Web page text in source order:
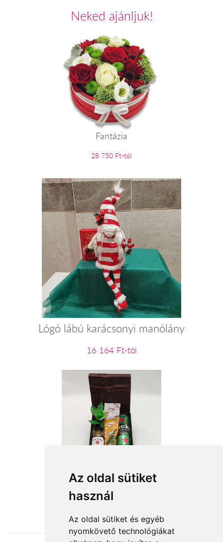
Az oldal sütiket
használ
Az oldal sütiket és egyéb
nyomkövető technológiákat
Neked ajánljuk!
Fantázia
28 750 Ft-tól
Lógó lábú karácsonyi manólány
16 164 Ft-tól
Énidő
18 800 Ft-tól